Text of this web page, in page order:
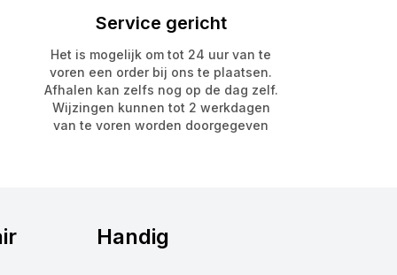
Service gericht
Het is mogelijk om tot 24 uur van te
voren een order bij ons te plaatsen.
Afhalen kan zelfs nog op de dag zelf.
Wijzingen kunnen tot 2 werkdagen
van te voren worden doorgegeven
Handig